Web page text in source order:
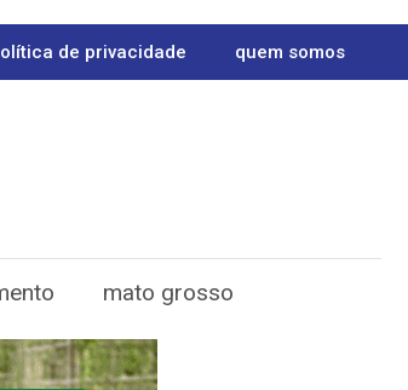
de privacidade quem somos
mato grosso